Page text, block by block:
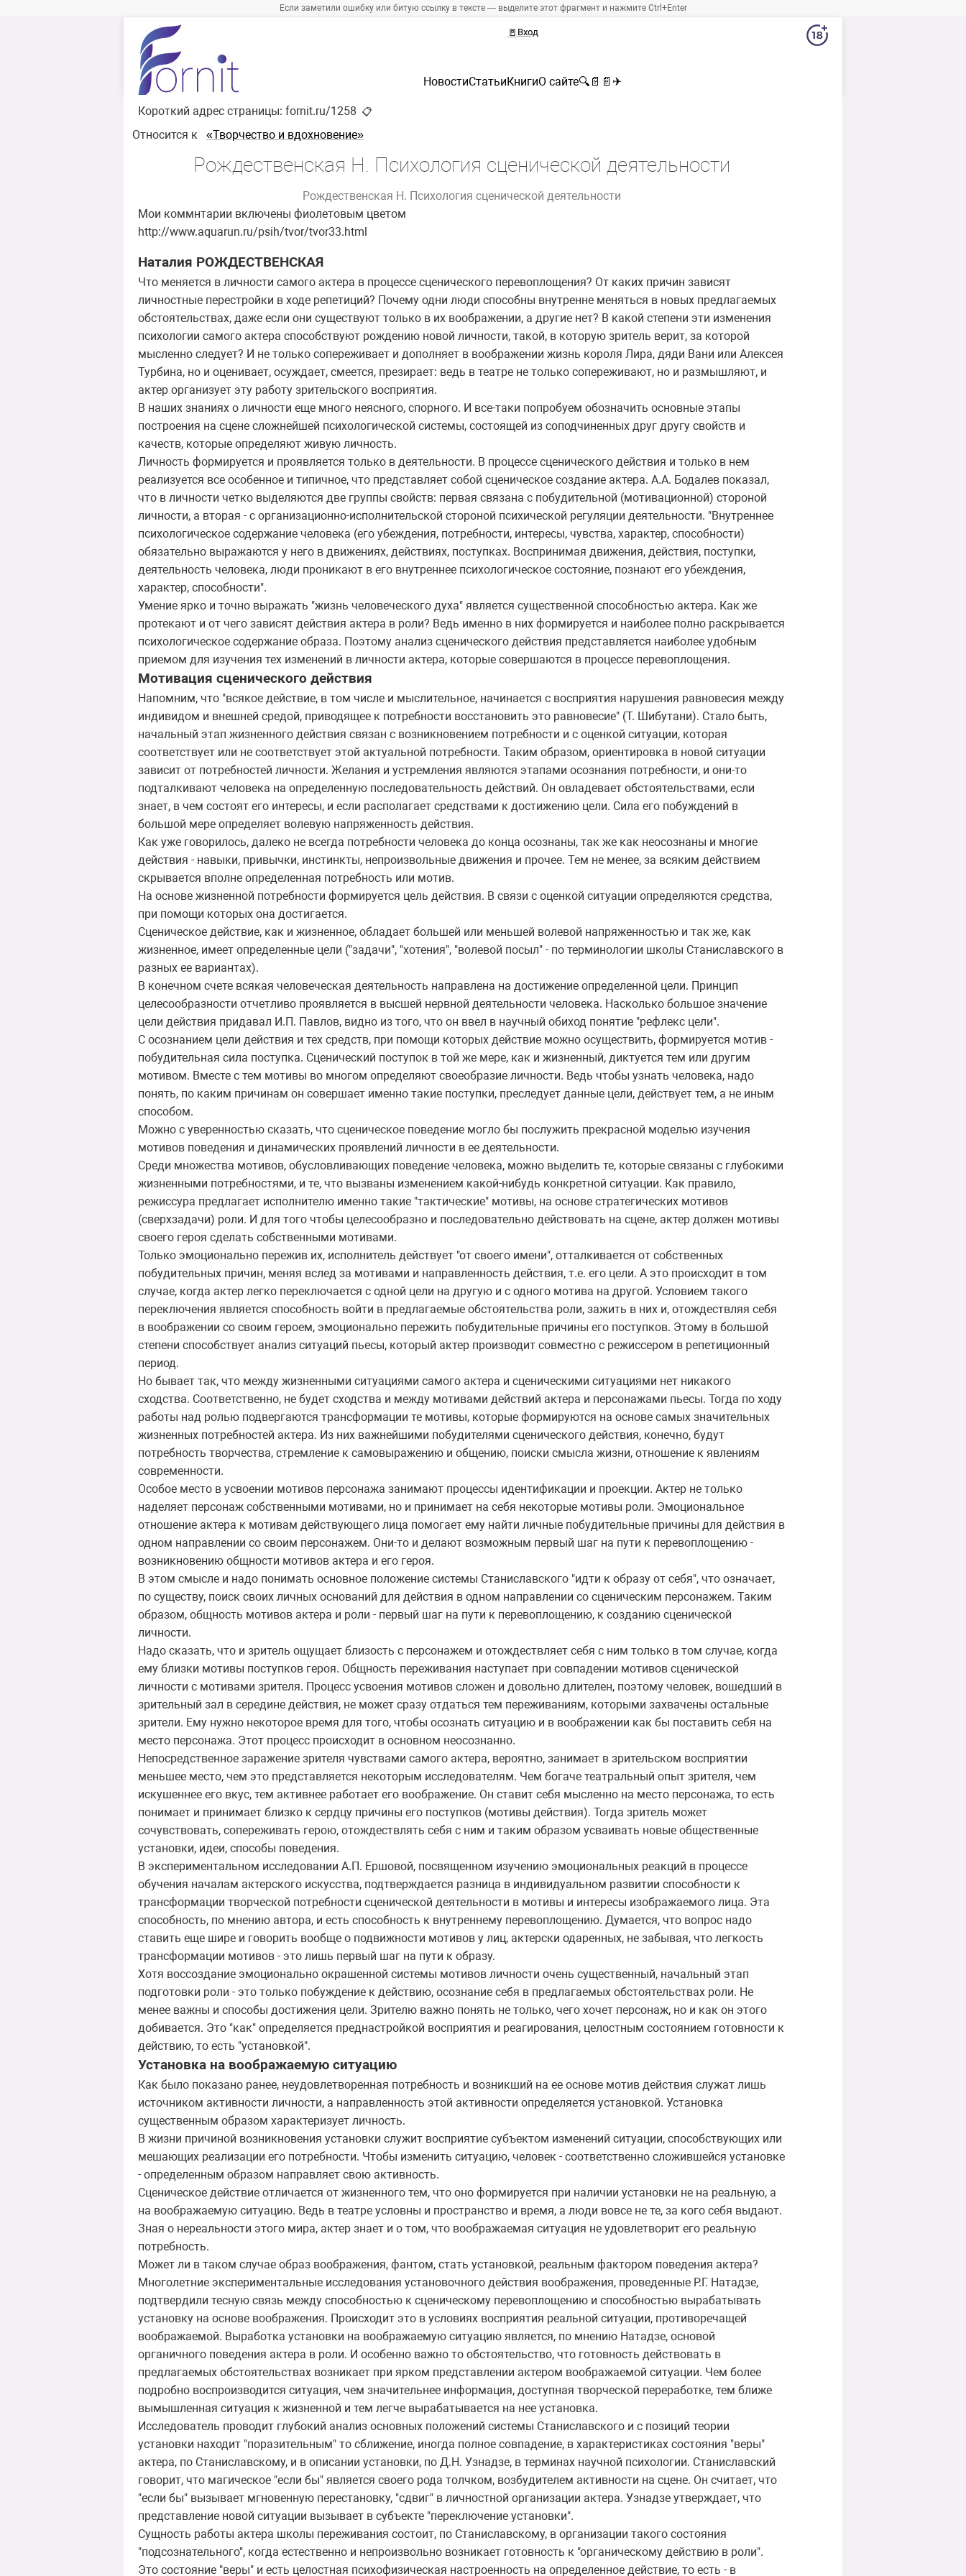
Если заметили ошибку или битую ссылку в тексте — выделите этот фрагмент и нажмите Ctrl+Enter
🚪 Вход
НовостиСтатьиКнигиО сайте🔍 📄 📄 ✈
Короткий адрес страницы: fornit.ru/1258 📋
Относится к «Творчество и вдохновение»
Рождественская Н. Психология сценической деятельности
Рождественская Н. Психология сценической деятельности
Мои коммнтарии включены фиолетовым цветом
http://www.aquarun.ru/psih/tvor/tvor33.html
Наталия РОЖДЕСТВЕНСКАЯ
Что меняется в личности самого актера в процессе сценического перевоплощения? От каких причин зависят
личностные перестройки в ходе репетиций? Почему одни люди способны внутренне меняться в новых предлагаемых
обстоятельствах, даже если они существуют только в их воображении, а другие нет? В какой степени эти изменения
психологии самого актера способствуют рождению новой личности, такой, в которую зритель верит, за которой
мысленно следует? И не только сопереживает и дополняет в воображении жизнь короля Лира, дяди Вани или Алексея
Турбина, но и оценивает, осуждает, смеется, презирает: ведь в театре не только сопереживают, но и размышляют, и
актер организует эту работу зрительского восприятия.
В наших знаниях о личности еще много неясного, спорного. И все-таки попробуем обозначить основные этапы
построения на сцене сложнейшей психологической системы, состоящей из соподчиненных друг другу свойств и
качеств, которые определяют живую личность.
Личность формируется и проявляется только в деятельности. В процессе сценического действия и только в нем
реализуется все особенное и типичное, что представляет собой сценическое создание актера. А.А. Бодалев показал,
что в личности четко выделяются две группы свойств: первая связана с побудительной (мотивационной) стороной
личности, а вторая - с организационно-исполнительской стороной психической регуляции деятельности. "Внутреннее
психологическое содержание человека (его убеждения, потребности, интересы, чувства, характер, способности)
обязательно выражаются у него в движениях, действиях, поступках. Воспринимая движения, действия, поступки,
деятельность человека, люди проникают в его внутреннее психологическое состояние, познают его убеждения,
характер, способности".
Умение ярко и точно выражать "жизнь человеческого духа" является существенной способностью актера. Как же
протекают и от чего зависят действия актера в роли? Ведь именно в них формируется и наиболее полно раскрывается
психологическое содержание образа. Поэтому анализ сценического действия представляется наиболее удобным
приемом для изучения тех изменений в личности актера, которые совершаются в процессе перевоплощения.
Мотивация сценического действия
Напомним, что "всякое действие, в том числе и мыслительное, начинается с восприятия нарушения равновесия между
индивидом и внешней средой, приводящее к потребности восстановить это равновесие" (Т. Шибутани). Стало быть,
начальный этап жизненного действия связан с возникновением потребности и с оценкой ситуации, которая
соответствует или не соответствует этой актуальной потребности. Таким образом, ориентировка в новой ситуации
зависит от потребностей личности. Желания и устремления являются этапами осознания потребности, и они-то
подталкивают человека на определенную последовательность действий. Он овладевает обстоятельствами, если
знает, в чем состоят его интересы, и если располагает средствами к достижению цели. Сила его побуждений в
большой мере определяет волевую напряженность действия.
Как уже говорилось, далеко не всегда потребности человека до конца осознаны, так же как неосознаны и многие
действия - навыки, привычки, инстинкты, непроизвольные движения и прочее. Тем не менее, за всяким действием
скрывается вполне определенная потребность или мотив.
На основе жизненной потребности формируется цель действия. В связи с оценкой ситуации определяются средства,
при помощи которых она достигается.
Сценическое действие, как и жизненное, обладает большей или меньшей волевой напряженностью и так же, как
жизненное, имеет определенные цели ("задачи", "хотения", "волевой посыл" - по терминологии школы Станиславского в
разных ее вариантах).
В конечном счете всякая человеческая деятельность направлена на достижение определенной цели. Принцип
целесообразности отчетливо проявляется в высшей нервной деятельности человека. Насколько большое значение
цели действия придавал И.П. Павлов, видно из того, что он ввел в научный обиход понятие "рефлекс цели".
С осознанием цели действия и тех средств, при помощи которых действие можно осуществить, формируется мотив -
побудительная сила поступка. Сценический поступок в той же мере, как и жизненный, диктуется тем или другим
мотивом. Вместе с тем мотивы во многом определяют своеобразие личности. Ведь чтобы узнать человека, надо
понять, по каким причинам он совершает именно такие поступки, преследует данные цели, действует тем, а не иным
способом.
Можно с уверенностью сказать, что сценическое поведение могло бы послужить прекрасной моделью изучения
мотивов поведения и динамических проявлений личности в ее деятельности.
Среди множества мотивов, обусловливающих поведение человека, можно выделить те, которые связаны с глубокими
жизненными потребностями, и те, что вызваны изменением какой-нибудь конкретной ситуации. Как правило,
режиссура предлагает исполнителю именно такие "тактические" мотивы, на основе стратегических мотивов
(сверхзадачи) роли. И для того чтобы целесообразно и последовательно действовать на сцене, актер должен мотивы
своего героя сделать собственными мотивами.
Только эмоционально пережив их, исполнитель действует "от своего имени", отталкивается от собственных
побудительных причин, меняя вслед за мотивами и направленность действия, т.е. его цели. А это происходит в том
случае, когда актер легко переключается с одной цели на другую и с одного мотива на другой. Условием такого
переключения является способность войти в предлагаемые обстоятельства роли, зажить в них и, отождествляя себя
в воображении со своим героем, эмоционально пережить побудительные причины его поступков. Этому в большой
степени способствует анализ ситуаций пьесы, который актер производит совместно с режиссером в репетиционный
период.
Но бывает так, что между жизненными ситуациями самого актера и сценическими ситуациями нет никакого
сходства. Соответственно, не будет сходства и между мотивами действий актера и персонажами пьесы. Тогда по ходу
работы над ролью подвергаются трансформации те мотивы, которые формируются на основе самых значительных
жизненных потребностей актера. Из них важнейшими побудителями сценического действия, конечно, будут
потребность творчества, стремление к самовыражению и общению, поиски смысла жизни, отношение к явлениям
современности.
Особое место в усвоении мотивов персонажа занимают процессы идентификации и проекции. Актер не только
наделяет персонаж собственными мотивами, но и принимает на себя некоторые мотивы роли. Эмоциональное
отношение актера к мотивам действующего лица помогает ему найти личные побудительные причины для действия в
одном направлении со своим персонажем. Они-то и делают возможным первый шаг на пути к перевоплощению -
возникновению общности мотивов актера и его героя.
В этом смысле и надо понимать основное положение системы Станиславского "идти к образу от себя", что означает,
по существу, поиск своих личных оснований для действия в одном направлении со сценическим персонажем. Таким
образом, общность мотивов актера и роли - первый шаг на пути к перевоплощению, к созданию сценической
личности.
Надо сказать, что и зритель ощущает близость с персонажем и отождествляет себя с ним только в том случае, когда
ему близки мотивы поступков героя. Общность переживания наступает при совпадении мотивов сценической
личности с мотивами зрителя. Процесс усвоения мотивов сложен и довольно длителен, поэтому человек, вошедший в
зрительный зал в середине действия, не может сразу отдаться тем переживаниям, которыми захвачены остальные
зрители. Ему нужно некоторое время для того, чтобы осознать ситуацию и в воображении как бы поставить себя на
место персонажа. Этот процесс происходит в основном неосознанно.
Непосредственное заражение зрителя чувствами самого актера, вероятно, занимает в зрительском восприятии
меньшее место, чем это представляется некоторым исследователям. Чем богаче театральный опыт зрителя, чем
искушеннее его вкус, тем активнее работает его воображение. Он ставит себя мысленно на место персонажа, то есть
понимает и принимает близко к сердцу причины его поступков (мотивы действия). Тогда зритель может
сочувствовать, сопереживать герою, отождествлять себя с ним и таким образом усваивать новые общественные
установки, идеи, способы поведения.
В экспериментальном исследовании А.П. Ершовой, посвященном изучению эмоциональных реакций в процессе
обучения началам актерского искусства, подтверждается разница в индивидуальном развитии способности к
трансформации творческой потребности сценической деятельности в мотивы и интересы изображаемого лица. Эта
способность, по мнению автора, и есть способность к внутреннему перевоплощению. Думается, что вопрос надо
ставить еще шире и говорить вообще о подвижности мотивов у лиц, актерски одаренных, не забывая, что легкость
трансформации мотивов - это лишь первый шаг на пути к образу.
Хотя воссоздание эмоционально окрашенной системы мотивов личности очень существенный, начальный этап
подготовки роли - это только побуждение к действию, осознание себя в предлагаемых обстоятельствах роли. Не
менее важны и способы достижения цели. Зрителю важно понять не только, чего хочет персонаж, но и как он этого
добивается. Это "как" определяется преднастройкой восприятия и реагирования, целостным состоянием готовности к
действию, то есть "установкой".
Установка на воображаемую ситуацию
Как было показано ранее, неудовлетворенная потребность и возникший на ее основе мотив действия служат лишь
источником активности личности, а направленность этой активности определяется установкой. Установка
существенным образом характеризует личность.
В жизни причиной возникновения установки служит восприятие субъектом изменений ситуации, способствующих или
мешающих реализации его потребности. Чтобы изменить ситуацию, человек - соответственно сложившейся установке
- определенным образом направляет свою активность.
Сценическое действие отличается от жизненного тем, что оно формируется при наличии установки не на реальную, а
на воображаемую ситуацию. Ведь в театре условны и пространство и время, а люди вовсе не те, за кого себя выдают.
Зная о нереальности этого мира, актер знает и о том, что воображаемая ситуация не удовлетворит его реальную
потребность.
Может ли в таком случае образ воображения, фантом, стать установкой, реальным фактором поведения актера?
Многолетние экспериментальные исследования установочного действия воображения, проведенные Р.Г. Натадзе,
подтвердили тесную связь между способностью к сценическому перевоплощению и способностью вырабатывать
установку на основе воображения. Происходит это в условиях восприятия реальной ситуации, противоречащей
воображаемой. Выработка установки на воображаемую ситуацию является, по мнению Натадзе, основой
органичного поведения актера в роли. И особенно важно то обстоятельство, что готовность действовать в
предлагаемых обстоятельствах возникает при ярком представлении актером воображаемой ситуации. Чем более
подробно воспроизводится ситуация, чем значительнее информация, доступная творческой переработке, тем ближе
вымышленная ситуация к жизненной и тем легче вырабатывается на нее установка.
Исследователь проводит глубокий анализ основных положений системы Станиславского и с позиций теории
установки находит "поразительным" то сближение, иногда полное совпадение, в характеристиках состояния "веры"
актера, по Станиславскому, и в описании установки, по Д.Н. Узнадзе, в терминах научной психологии. Станиславский
говорит, что магическое "если бы" является своего рода толчком, возбудителем активности на сцене. Он считает, что
"если бы" вызывает мгновенную перестановку, "сдвиг" в личностной организации актера. Узнадзе утверждает, что
представление новой ситуации вызывает в субъекте "переключение установки".
Сущность работы актера школы переживания состоит, по Станиславскому, в организации такого состояния
"подсознательного", когда естественно и непроизвольно возникает готовность к "органическому действию в роли".
Это состояние "веры" и есть целостная психофизическая настроенность на определенное действие, то есть - в